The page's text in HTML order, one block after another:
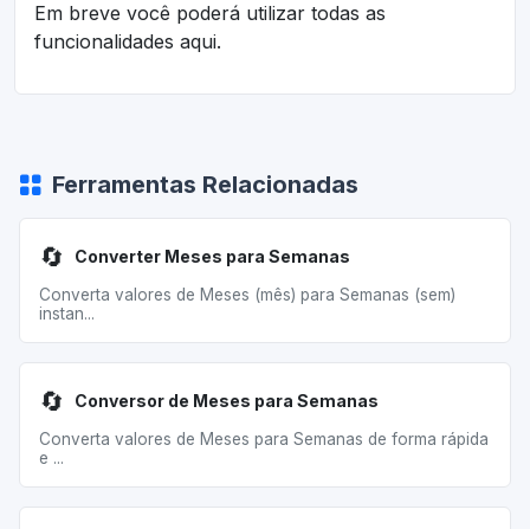
Em breve você poderá utilizar todas as
funcionalidades aqui.
Ferramentas Relacionadas
🔄 Converter Meses para Semanas
Converta valores de Meses (mês) para Semanas (sem)
instan...
🔄 Conversor de Meses para Semanas
Converta valores de Meses para Semanas de forma rápida
e ...